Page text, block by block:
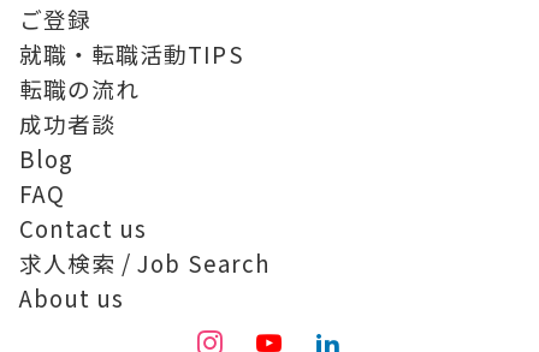
ご登録
就職・転職活動TIPS
転職の流れ
成功者談
Blog
FAQ
Contact us
求人検索 / Job Search
About us